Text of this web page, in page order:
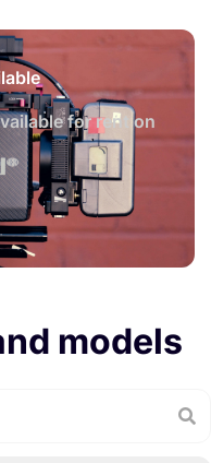
for rent on
models